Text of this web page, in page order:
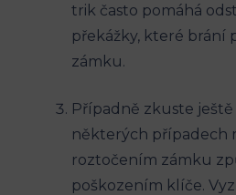
trik často pomáhá
překážky, které
zámku.
Případně zkuste ještě
některých případech
roztočením zámku
poškozením klíče.